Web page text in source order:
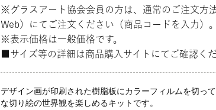
※グラスアート協会会員の方は、通常のご注文方
Web）にてご注文ください（商品コードを入力）。
※表示価格は一般価格です。
■サイズ等の詳細は商品購入サイトにてご確認くだ
デザイン画が印刷された樹脂板にカラーフィルムを切っ
な切り絵の世界観を楽しめるキットです。